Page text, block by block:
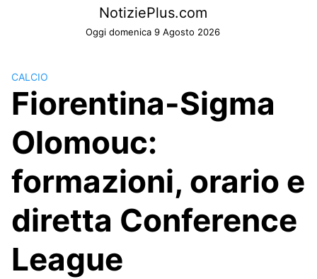
NotiziePlus.com
Oggi domenica 9 Agosto 2026
CALCIO
Fiorentina-Sigma
Olomouc:
formazioni, orario e
diretta Conference
League